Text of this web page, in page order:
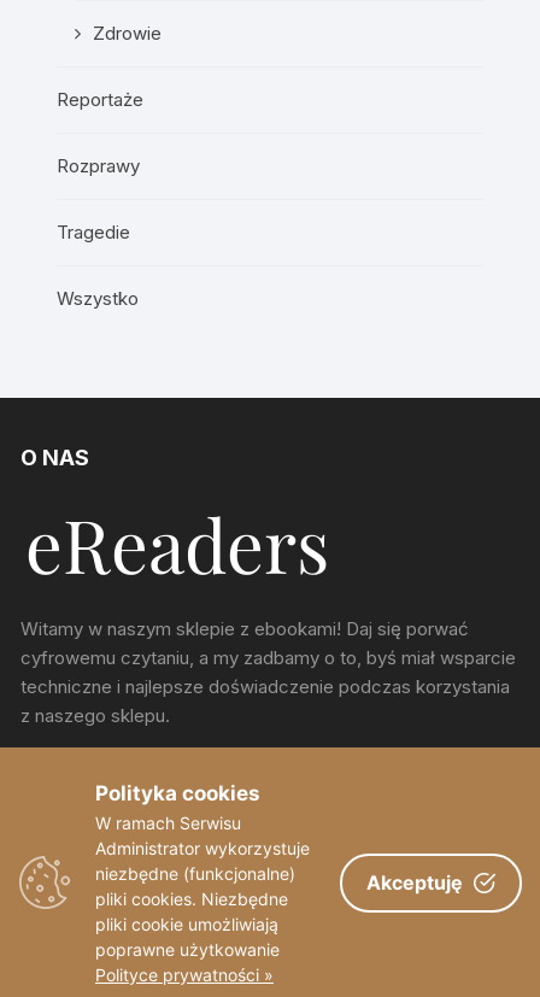
Zdrowie
Reportaże
Rozprawy
Tragedie
Wszystko
O NAS
Witamy w naszym sklepie z ebookami! Daj się porwać
cyfrowemu czytaniu, a my zadbamy o to, byś miał wsparcie
techniczne i najlepsze doświadczenie podczas korzystania
z naszego sklepu.
ul. Chorzowska 150, Katowice
sekretariat@eReaders.pl
Copyright © eReaders 2023
Polityka cookies
W ramach Serwisu
Administrator wykorzystuje
niezbędne (funkcjonalne)
pliki cookies. Niezbędne
pliki cookie umożliwiają
poprawne użytkowanie
Polityce prywatności »
Akceptuję